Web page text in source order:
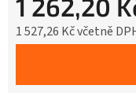
1 262,20
1 527,26 Kč včetně